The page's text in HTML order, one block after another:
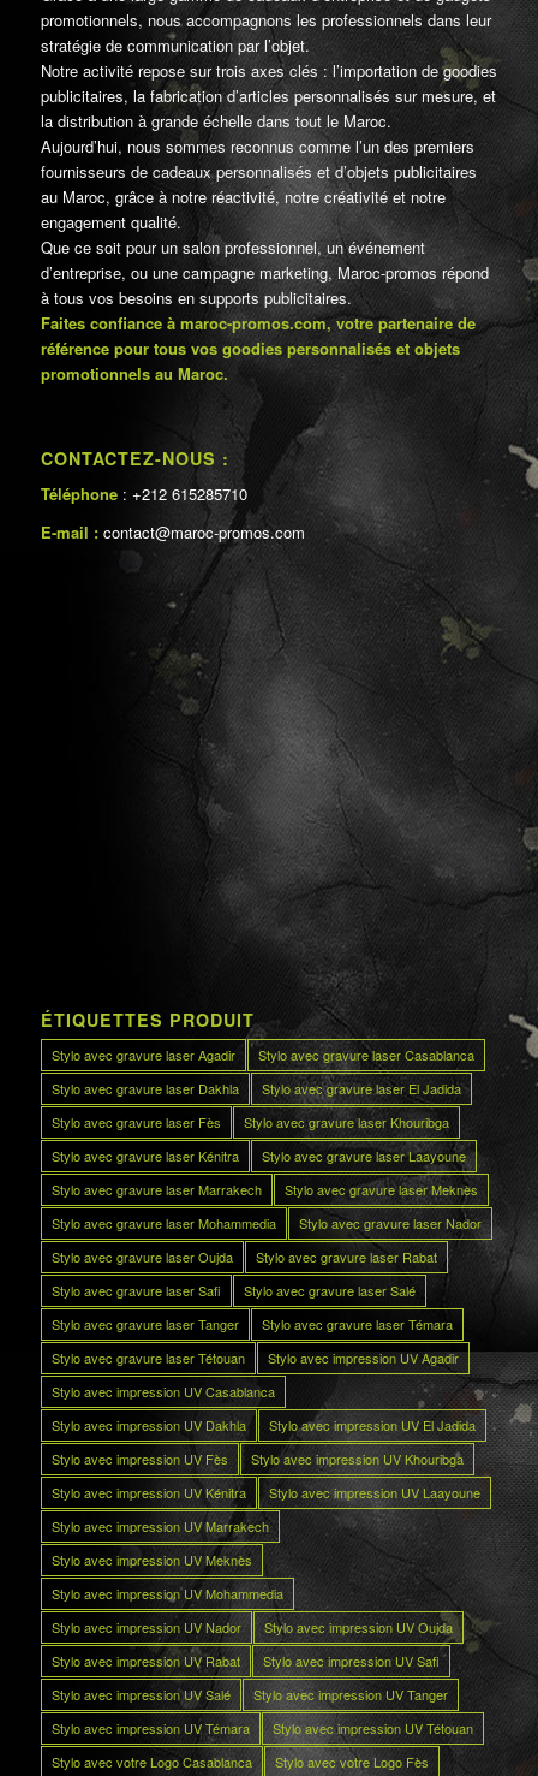
promotionnels, nous accompagnons les professionnels dans leur
stratégie de communication par l’objet.
Notre activité repose sur trois axes clés : l’importation de goodies
publicitaires, la fabrication d’articles personnalisés sur mesure, et
la distribution à grande échelle dans tout le Maroc.
Aujourd’hui, nous sommes reconnus comme l’un des premiers
fournisseurs de cadeaux personnalisés et d’objets publicitaires
au Maroc, grâce à notre réactivité, notre créativité et notre
engagement qualité.
Que ce soit pour un salon professionnel, un événement
d’entreprise, ou une campagne marketing, Maroc-promos répond
à tous vos besoins en supports publicitaires.
Faites confiance à maroc-promos.com, votre partenaire de
référence pour tous vos goodies personnalisés et objets
promotionnels au Maroc.
CONTACTEZ-NOUS :
Téléphone : +212 615285710
E-mail : contact@maroc-promos.com
ÉTIQUETTES PRODUIT
Stylo avec gravure laser Agadir
Stylo avec gravure laser Casablanca
Stylo avec gravure laser Dakhla
Stylo avec gravure laser El Jadida
Stylo avec gravure laser Fès
Stylo avec gravure laser Khouribga
Stylo avec gravure laser Kénitra
Stylo avec gravure laser Laayoune
Stylo avec gravure laser Marrakech
Stylo avec gravure laser Meknès
Stylo avec gravure laser Mohammedia
Stylo avec gravure laser Nador
Stylo avec gravure laser Oujda
Stylo avec gravure laser Rabat
Stylo avec gravure laser Safi
Stylo avec gravure laser Salé
Stylo avec gravure laser Tanger
Stylo avec gravure laser Témara
Stylo avec gravure laser Tétouan
Stylo avec impression UV Agadir
Stylo avec impression UV Casablanca
Stylo avec impression UV Dakhla
Stylo avec impression UV El Jadida
Stylo avec impression UV Fès
Stylo avec impression UV Khouribga
Stylo avec impression UV Kénitra
Stylo avec impression UV Laayoune
Stylo avec impression UV Marrakech
Stylo avec impression UV Meknès
Stylo avec impression UV Mohammedia
Stylo avec impression UV Nador
Stylo avec impression UV Oujda
Stylo avec impression UV Rabat
Stylo avec impression UV Safi
Stylo avec impression UV Salé
Stylo avec impression UV Tanger
Stylo avec impression UV Témara
Stylo avec impression UV Tétouan
Stylo avec votre Logo Casablanca
Stylo avec votre Logo Fès